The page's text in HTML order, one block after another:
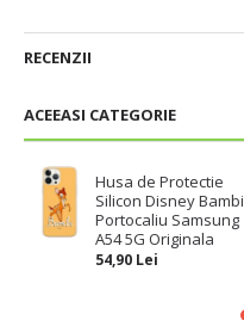
ACEEASI CATEGORIE
Husa de Protectie
Silicon Disney Bambi
Portocaliu Samsung
A54 5G Originala
54,90 Lei
RECENZII